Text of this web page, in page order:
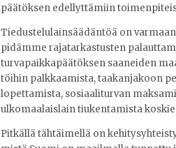
päätöksen edellyttämiin
Tiedustelulainsäädäntöä on
pidämme rajatarkastusten
turvapaikkapäätöksen saaneiden
töihin palkkaamista, taakanjakoon
lopettamista, sosiaaliturvan
ulkomaalaislain tiukentamista
Pitkällä tähtäimellä on